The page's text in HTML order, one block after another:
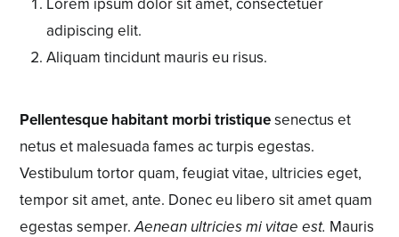
Lorem ipsum dolor sit amet, consectetuer
adipiscing elit.
Aliquam tincidunt mauris eu risus.
Pellentesque habitant morbi tristiquesenectus et
netus et malesuada fames ac turpis egestas.
Vestibulum tortor quam, feugiat vitae, ultricies eget,
tempor sit amet, ante. Donec eu libero sit amet quam
egestas semper.Aenean ultricies mi vitae est. Mauris